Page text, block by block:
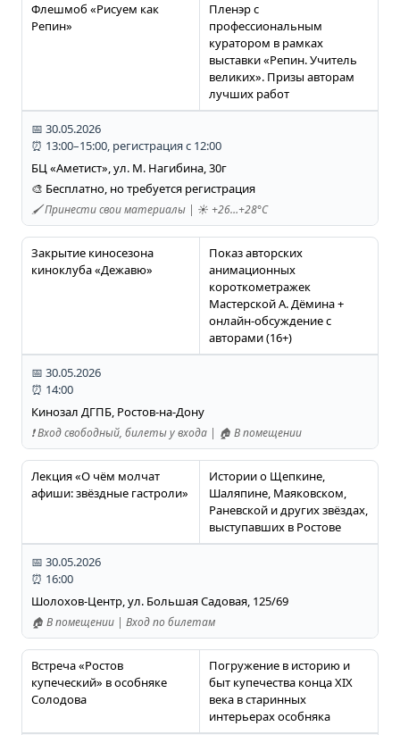
Флешмоб «Рисуем как
Репин»
Пленэр с
профессиональным
куратором в рамках
выставки «Репин. Учитель
великих». Призы авторам
лучших работ
📅 30.05.2026
⏰ 13:00–15:00, регистрация с 12:00
БЦ «Аметист», ул. М. Нагибина, 30г
🎨 Бесплатно, но требуется регистрация
🖌️ Принести свои материалы | ☀️ +26…+28°C
Закрытие киносезона
киноклуба «Дежавю»
Показ авторских
анимационных
короткометражек
Мастерской А. Дёмина +
онлайн-обсуждение с
авторами (16+)
📅 30.05.2026
⏰ 14:00
Кинозал ДГПБ, Ростов-на-Дону
❗️ Вход свободный, билеты у входа | 🏠 В помещении
Лекция «О чём молчат
афиши: звёздные гастроли»
Истории о Щепкине,
Шаляпине, Маяковском,
Раневской и других звёздах,
выступавших в Ростове
📅 30.05.2026
⏰ 16:00
Шолохов-Центр, ул. Большая Садовая, 125/69
🏠 В помещении | Вход по билетам
Встреча «Ростов
купеческий» в особняке
Солодова
Погружение в историю и
быт купечества конца XIX
века в старинных
интерьерах особняка